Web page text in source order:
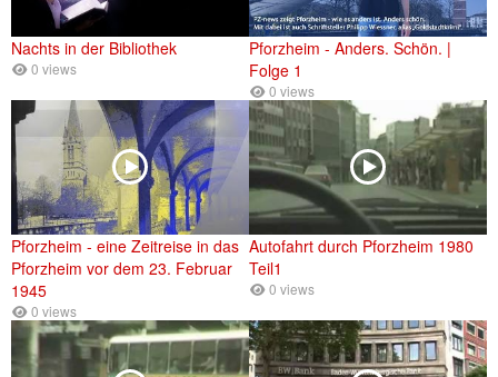
Nachts in der Bibliothek
0 views
Pforzheim - Anders. Schön. |
Folge 1
0 views
Pforzheim - eine Zeitreise in das
Pforzheim vor dem 23. Februar
1945
0 views
Autofahrt durch Pforzheim 1980
Teil1
0 views